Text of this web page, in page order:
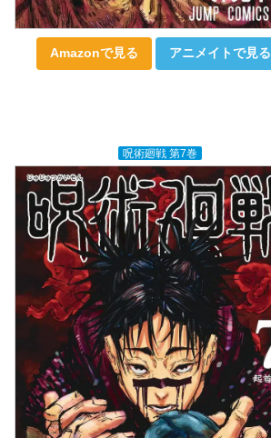
Amazonで見る アニメイトで見る
呪術廻戦 第7巻